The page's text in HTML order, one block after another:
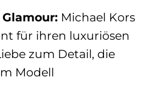
Michael Kors
für ihren luxuriösen
zum Detail, die
Modell